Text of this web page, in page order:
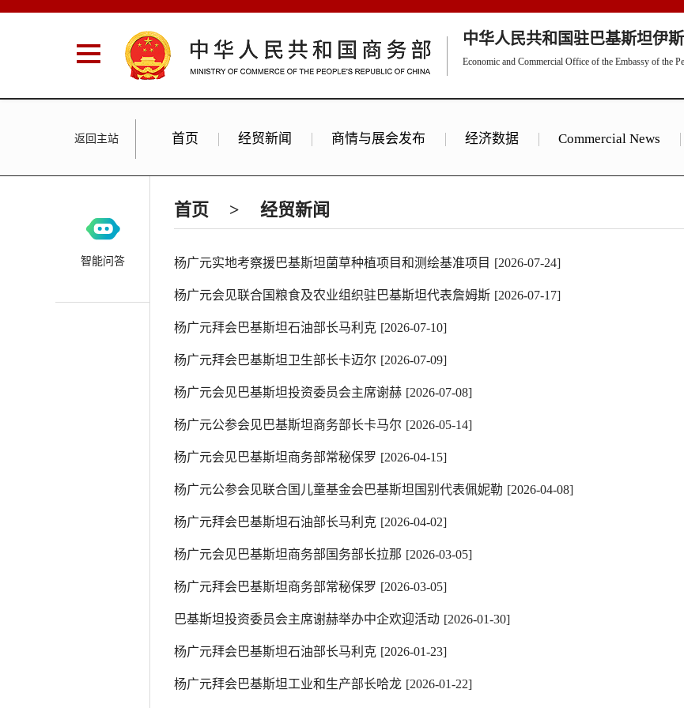
中华人民共和国驻巴基斯坦伊
Economic and Commercial Office of the Embassy of the
返回主站 首页 经贸新闻 商情与展会发布 经济数据 Commercial News
首页 > 经贸新闻
杨广元实地考察援巴基斯坦菌草种植项目和测绘基准项目 [2026-07-24]
杨广元会见联合国粮食及农业组织驻巴基斯坦代表詹姆斯 [2026-07-17]
杨广元拜会巴基斯坦石油部长马利克 [2026-07-10]
杨广元拜会巴基斯坦卫生部长卡迈尔 [2026-07-09]
杨广元会见巴基斯坦投资委员会主席谢赫 [2026-07-08]
杨广元公参会见巴基斯坦商务部长卡马尔 [2026-05-14]
杨广元会见巴基斯坦商务部常秘保罗 [2026-04-15]
杨广元公参会见联合国儿童基金会巴基斯坦国别代表佩妮勒 [2026-04-08]
杨广元拜会巴基斯坦石油部长马利克 [2026-04-02]
杨广元会见巴基斯坦商务部国务部长拉那 [2026-03-05]
杨广元拜会巴基斯坦商务部常秘保罗 [2026-03-05]
巴基斯坦投资委员会主席谢赫举办中企欢迎活动 [2026-01-30]
杨广元拜会巴基斯坦石油部长马利克 [2026-01-23]
杨广元拜会巴基斯坦工业和生产部长哈龙 [2026-01-22]
智能问答